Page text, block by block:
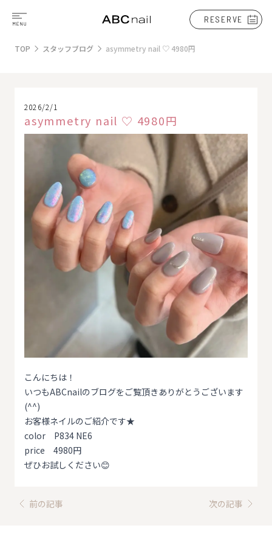
RESERVE
TOP スタッフブログ asymmetry nail ♡ 4980円
2026/2/1
asymmetry nail ♡ 4980円
こんにちは！
いつもABCnailのブログをご覧頂きありがとうございます
(^^)
お客様ネイルのご紹介です★
color P834 NE6
price 4980円
ぜひお試しください😊
前の記事 次の記事